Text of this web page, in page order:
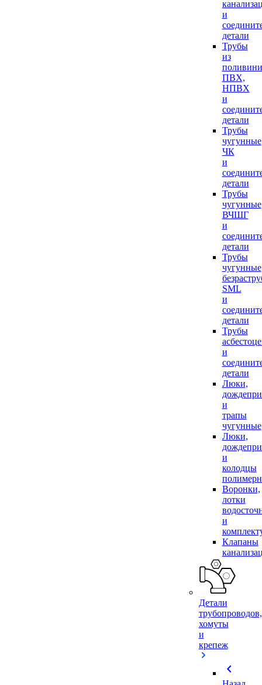
и
детали
Трубы
из
ПВХ,
НПВХ
и
детали
Трубы
чугунные
ЧК
и
детали
Трубы
чугунные
ВЧШГ
и
детали
Трубы
чугунные
SML
и
детали
Трубы
и
детали
Люки,
и
трапы
чугунные
Люки,
и
колодцы
Воронки,
лотки
и
Клапаны
Детали
трубопроводов,
хомуты
и
крепеж
chevron_left